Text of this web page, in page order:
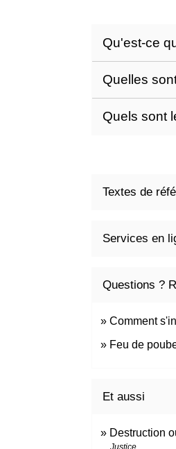
Qu'est-ce
Quelles
Quels sont
Textes de
Services en
Questions ?
Comment
Feu de
Et aussi
Destruction
Justice